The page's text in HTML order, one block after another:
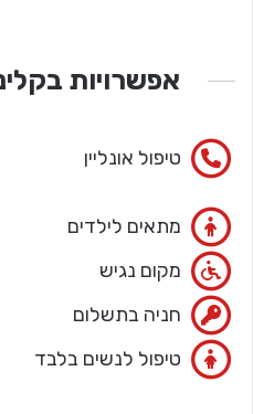
אפשרויות
טיפול אונליין
מתאים לילדים
מקום נגיש
חניה בתשלום
טיפול לנשים בלבד